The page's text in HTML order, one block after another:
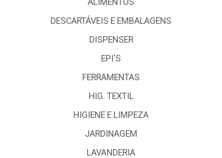
ALIMENTOS
DESCARTÁVEIS E EMBALAGENS
DISPENSER
EPI'S
FERRAMENTAS
HIG. TEXTIL
HIGIENE E LIMPEZA
JARDINAGEM
LAVANDERIA